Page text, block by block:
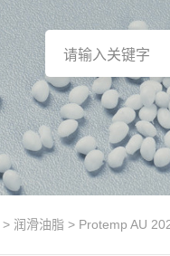
> 润滑油脂 > Protemp AU